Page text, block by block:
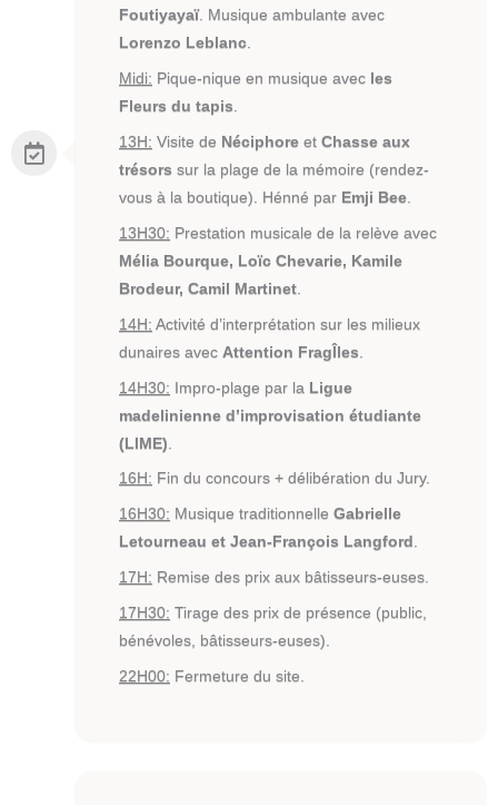
Foutiyayaï. Musique ambulante avec
Lorenzo Leblanc.
Midi: Pique-nique en musique avec les
Fleurs du tapis.
13H: Visite de Néciphore etChasse aux
trésors sur la plage de la mémoire (rendez-
vous à la boutique). Hénné par Emji Bee.
13H30: Prestation musicale de la relève avec
Mélia Bourque, Loïc Chevarie, Kamile
Brodeur, Camil Martinet
14H: Activité d’interprétation sur les milieux
dunaires avec Attention FragÎles
14H30: Impro-plage par la Ligue
madelinienne d’improvisation étudiante
(LIME)
16H: Fin du concours + délibération du Jury.
16H30: Musique traditionnelle Gabrielle
Letourneau et Jean-François Langford .
17H: Remise des prix aux bâtisseurs-euses.
17H30: Tirage des prix de présence (public,
bénévoles, bâtisseurs-euses).
22H00: Fermeture du site.